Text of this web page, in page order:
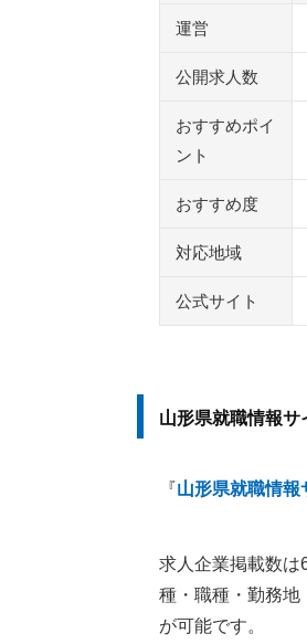
運営
公開求人数
おすすめポイ
ント
おすすめ度
対応地域
公式サイト
山形県就職情報サ
『山形県就職情報
求人企業掲載数は
種・職種・勤務地
が可能です。